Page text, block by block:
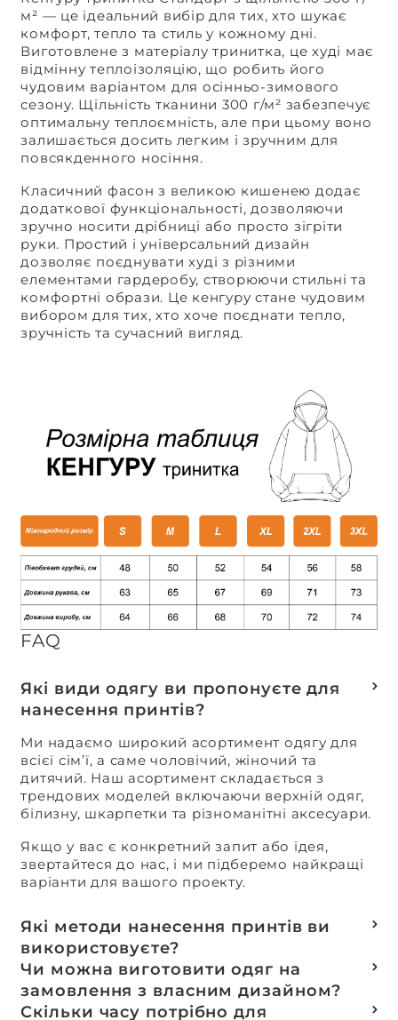
м² — це ідеальний вибір для тих, хто шукає
комфорт, тепло та стиль у кожному дні.
Виготовлене з матеріалу тринитка, це худі має
відмінну теплоізоляцію, що робить його
чудовим варіантом для осінньо-зимового
сезону. Щільність тканини 300 г/м² забезпечує
оптимальну теплоємність, але при цьому воно
залишається досить легким і зручним для
повсякденного носіння.
Класичний фасон з великою кишенею додає
додаткової функціональності, дозволяючи
зручно носити дрібниці або просто зігріти
руки. Простий і універсальний дизайн
дозволяє поєднувати худі з різними
елементами гардеробу, створюючи стильні та
комфортні образи. Це кенгуру стане чудовим
вибором для тих, хто хоче поєднати тепло,
зручність та сучасний вигляд.
FAQ
Які види одягу ви пропонуєте для
нанесення принтів?
Ми надаємо широкий асортимент одягу для
всієї сім’ї, а саме чоловічий, жіночий та
дитячий. Наш асортимент складається з
трендових моделей включаючи верхній одяг,
білизну, шкарпетки та різноманітні аксесуари.
Якщо у вас є конкретний запит або ідея,
звертайтеся до нас, і ми підберемо найкращі
варіанти для вашого проекту.
Які методи нанесення принтів ви
використовуєте?
Термотранферний
Шовкотрафаретний
DTF – друк
Чи можна виготовити одяг на
замовлення з власним дизайном?
Так, ми спеціалізуємося на розробці колекцій
Скільки часу потрібно для